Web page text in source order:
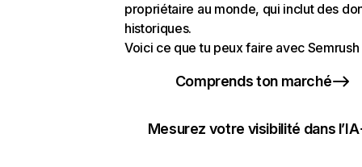
propriétaire au monde, qui inclut des
historiques.
Voici ce que tu peux faire avec Semrush
Comprends ton marché
Mesurez votre visibilité dans l’IA